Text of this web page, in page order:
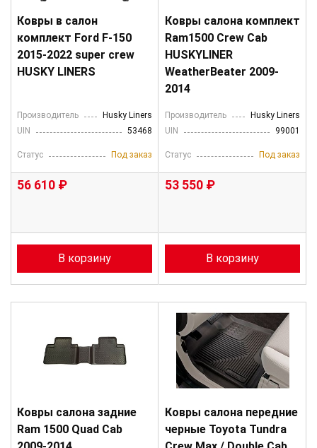
Ковры в салон
комплект Ford F-150
2015-2022 super crew
HUSKY LINERS
Производитель
Husky Liners
UIN
53468
Статус Под заказ
56 610 ₽
В корзину
Ковры салона комплект
Ram1500 Crew Cab
HUSKYLINER
WeatherBeater 2009-
2014
Производитель
Husky Liners
UIN
99001
Статус Под заказ
53 550 ₽
В корзину
Ковры салона задние
Ram 1500 Quad Cab
Ковры салона передние
черные Toyota Tundra